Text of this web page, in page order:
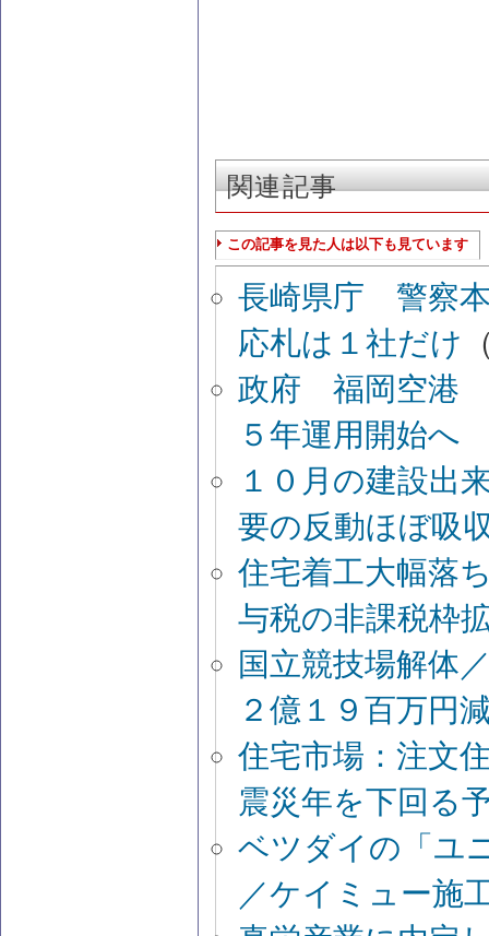
関連記事
この記事を見た人は以下も見ています
長崎県庁 警察
応札は１社だけ
政府 福岡空港
５年運用開始へ
１０月の建設出
要の反動ほぼ吸
住宅着工大幅落
与税の非課税枠
国立競技場解体
２億１９百万円
住宅市場：注文
震災年を下回る
ベツダイの「ユ
／ケイミュー施